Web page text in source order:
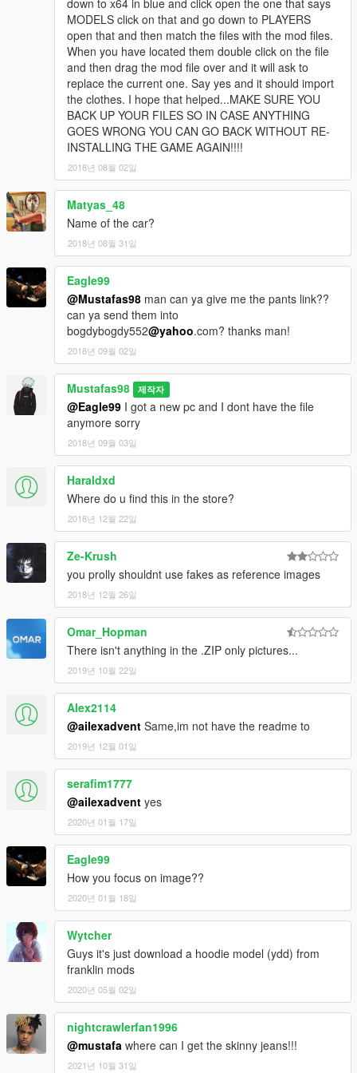
down to x64 in blue and click open the one that says
MODELS click on that and go down to PLAYERS
open that and then match the files with the mod files.
When you have located them double click on the file
and then drag the mod file over and it will ask to
replace the current one. Say yes and it should import
the clothes. I hope that helped...MAKE SURE YOU
BACK UP YOUR FILES SO IN CASE ANYTHING
GOES WRONG YOU CAN GO BACK WITHOUT RE-
INSTALLING THE GAME AGAIN!!!!
2018년 08월 02일
Matyas_48
Name of the car?
2018년 08월 31일
Eagle99
@Mustafas98 man can ya give me the pants link??
can ya send them into
bogdybogdy552@yahoo.com? thanks man!
2018년 09월 02일
Mustafas98 제작자
@Eagle99 I got a new pc and I dont have the file
anymore sorry
2018년 09월 03일
Haraldxd
Where do u find this in the store?
2018년 12월 22일
Ze-Krush
you prolly shouldnt use fakes as reference images
2018년 12월 26일
Omar_Hopman
There isn't anything in the .ZIP only pictures...
2019년 10월 22일
Alex2114
@ailexadvent Same,im not have the readme to
2019년 12월 01일
serafim1777
@ailexadvent yes
2020년 01월 17일
Eagle99
How you focus on image??
2020년 01월 18일
Wytcher
Guys it's just download a hoodie model (ydd) from
franklin mods
2020년 05월 02일
nightcrawlerfan1996
@mustafa where can I get the skinny jeans!!!
2021년 10월 31일